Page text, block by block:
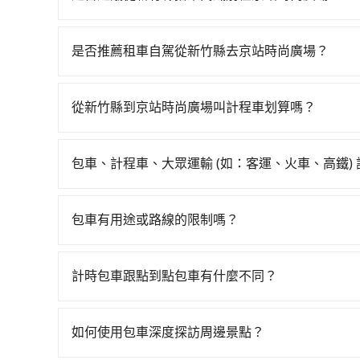
一直到23:27，新竹-台北一天最多有63班次高鐵
班的計程車，搭上小黃後約花15分鐘、車費200
使用tripool並到府專車接送，則每人平均花費約
價格價格還會更便宜划算。如果你僅有兩位乘車
是否推薦租車自駕從新竹縣去京站時尚廣場？
天就要來回，那在新竹路邊可隨租隨借的iRent應
時40元路邊停車費用預估進去，但額外的汽車保
的車門仍未被修理，每一次租車都好像在開樂透
點仍有段距離，在遇到下雨天或者載行李時，就顯
從新竹縣到京站時尚廣場叫計程車划算嗎？
算，價格約為1,995~2,400元間。不過新竹縣僅有
先預約且品質穩定的tripool，可能更適合你。
包車、計程車、大眾運輸 (如：客運、火車、高鐵)
程車最貴，而大眾運輸通常較便宜。 行程：需多
可選用大眾運輸。 便利性：需要便利性和方便性
包車有用途或路線的限制嗎？
墓、包車旅遊、參加喜宴/喪禮、就醫回診、登山
子收據。
計時包車跟點到點包車有什麼不同？
通常以每小時為單位，客戶可以根據自己的需要
如何使用包車深度探訪周邊景點？